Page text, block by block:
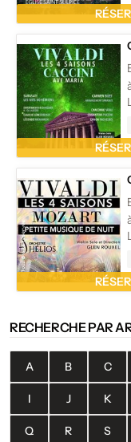
RECHERCHE PAR
A B C
I J K
Q R S